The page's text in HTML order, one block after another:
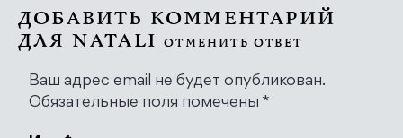
ДОБАВИТЬ КОММЕНТАРИЙ
ДЛЯ NATALI ОТМЕНИТЬ ОТВЕТ
Ваш адрес email не будет опубликован.
Обязательные поля помечены *